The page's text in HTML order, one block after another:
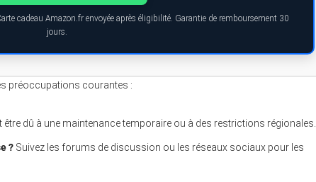
cadeau Amazon.fr envoyée après éligibilité. Garantie de remboursement 30
jours.
préoccupations courantes :
être dû à une maintenance temporaire ou à des restrictions régionales.
? Suivez les forums de discussion ou les réseaux sociaux pour les